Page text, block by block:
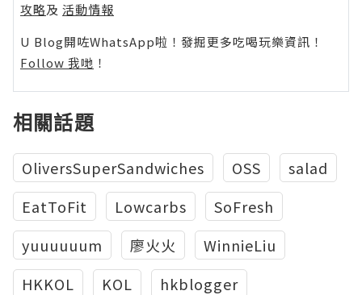
攻略及 活動情報
U Blog開咗WhatsApp啦！發掘更多吃喝玩樂資訊！
Follow 我哋 ！
相關話題
OliversSuperSandwiches OSS
salad
EatToFit
Lowcarbs
SoFresh
yuuuuuum
廖火火
WinnieLiu
HKKOL
KOL
hkblogger